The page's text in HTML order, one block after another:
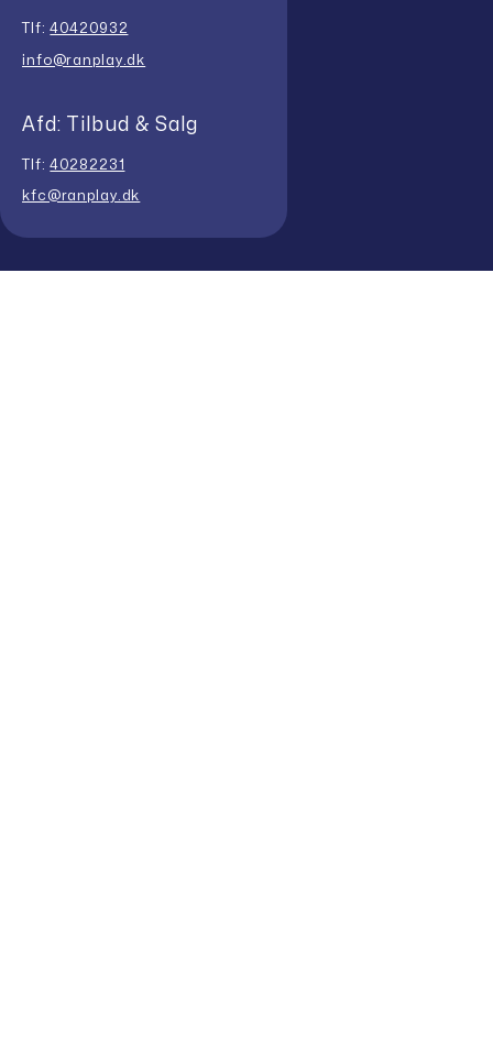
Tlf:40420932
info@ranplay.dk
Afd: Tilbud & Salg
Tlf:40282231
kfc@ranplay.dk